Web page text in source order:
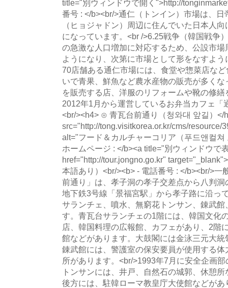
title="別ウィンドウで開く">http://
番号 : </b><br/>通仁（トンイン）市場は、
（ヒョジャドン）周辺に住んでいた日本人
になっています。<br />6.25戦争（韓国戦争
の急激な人口増加に対応するため、公設市
ようになり、次第に市場として形をなすよ
70店舗ある通仁市場には、食堂や惣菜店な
いで青果、鮮魚など農水産物の販売が多く
を販売する店、洋服のリフォームや靴の修
2012年1月から運営しているお弁当カフェ「
<br/><h4> ⊙ 青瓦台前通り（청와대 앞길）</
src="http://tong.visitkorea.or.kr/cms/resource/
alt="フード＆カルチャーコリア（푸드앤컬쳐
ホームページ : </b><a title="別ウィンドウで
href="http://tour.jongno.go.kr"
本語あり）<br/><b> - 電話番号 : </b><br/>一
前通り」は、孝子洞の孝子交差点から八判
地下鉄3号線「景福宮駅」から孝子路に沿っ
サランチェ、噴水、無窮花トンサン、錬武
す。青瓦台サランチェの1階には、韓国文化
店、韓国料理の広報館、カフェがあり、2階
館などがあります。大鼓閣には金泳三元大
錬武館には、警護室の保安要員が使用する
所があります。<br/>1993年7月に安全企画
トンサンには、井戸、自然石の城郭、休憩
後方には、駐韓ローマ教皇庁大使館などが